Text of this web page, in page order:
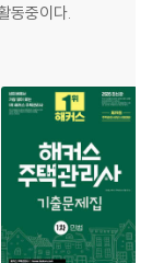
동중이다.